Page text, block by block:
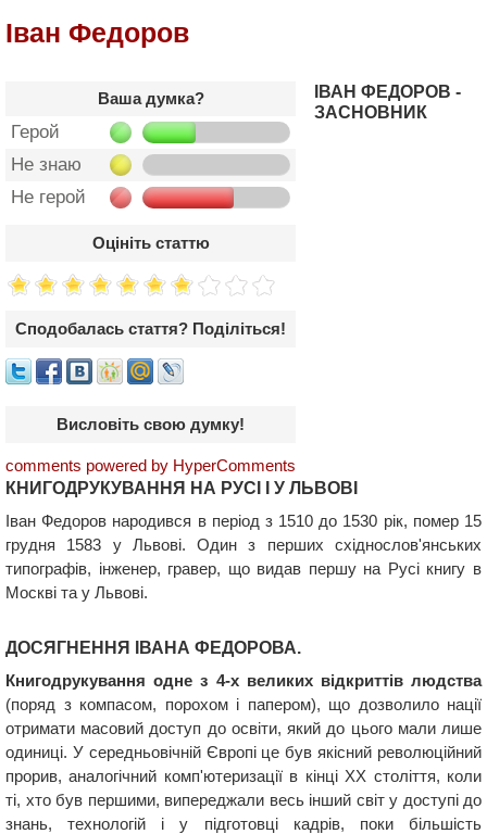
Іван Федоров
Ваша думка?
Герой
Не знаю
Не герой
Оцініть статтю
Сподобалась стаття? Поділіться!
Висловіть свою думку!
comments powered by HyperComments
ІВАН ФЕДОРОВ -
ЗАСНОВНИК
КНИГОДРУКУВАННЯ НА РУСІ І У ЛЬВОВІ
Іван Федоров народився в період з 1510 до 1530 рік, помер 15
грудня 1583 у Львові. Один з перших східнослов'янських
типографів, інженер, гравер, що видав першу на Русі книгу в
Москві та у Львові.
ДОСЯГНЕННЯ ІВАНА ФЕДОРОВА.
Книгодрукування одне з 4-х великих відкриттів людства
(поряд з компасом, порохом і папером), що дозволило нації
отримати масовий доступ до освіти, який до цього мали лише
одиниці. У середньовічній Європі це був якісний революційний
прорив, аналогічний комп'ютеризації в кінці ХХ століття, коли
ті, хто був першими, випереджали весь інший світ у доступі до
знань, технологій і у підготовці кадрів, поки більшість